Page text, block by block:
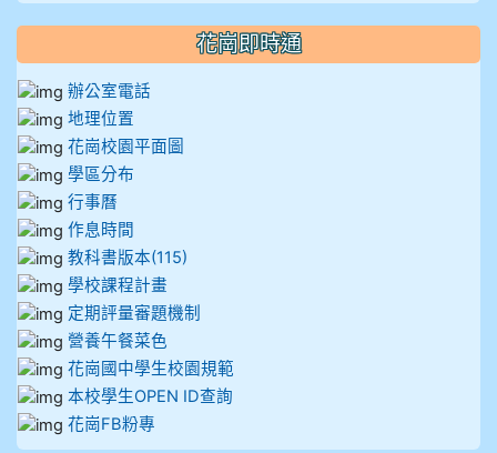
花崗即時通
辦公室電話
地理位置
花崗校園平面圖
學區分布
行事曆
作息時間
教科書版本(115)
學校課程計畫
定期評量審題機制
營養午餐菜色
花崗國中學生校園規範
本校學生OPEN ID查詢
花崗FB粉專